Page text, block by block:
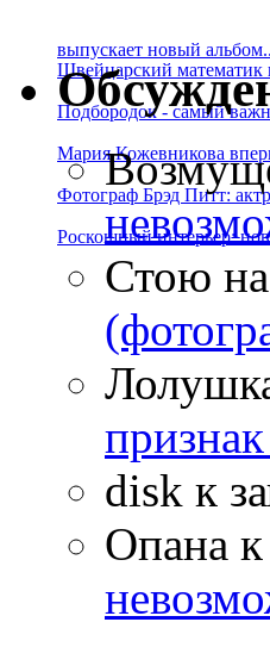
выпускает новый
Швейцарский математик
Подбородок - самый
Мария Кожевникова
Фотограф Брэд Питт:
Роскошный интерьер:
Стою
disk к
Опана